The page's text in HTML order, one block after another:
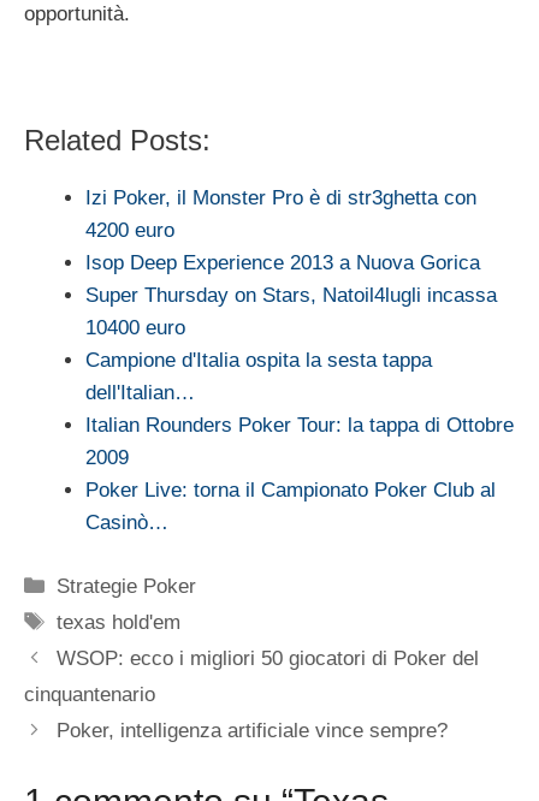
opportunità.
Related Posts:
Izi Poker, il Monster Pro è di str3ghetta con
4200 euro
Isop Deep Experience 2013 a Nuova Gorica
Super Thursday on Stars, Natoil4lugli incassa
10400 euro
Campione d'Italia ospita la sesta tappa
dell'Italian…
Italian Rounders Poker Tour: la tappa di Ottobre
2009
Poker Live: torna il Campionato Poker Club al
Casinò…
Categorie
Strategie Poker
Tag
texas hold'em
WSOP: ecco i migliori 50 giocatori di Poker del
cinquantenario
Poker, intelligenza artificiale vince sempre?